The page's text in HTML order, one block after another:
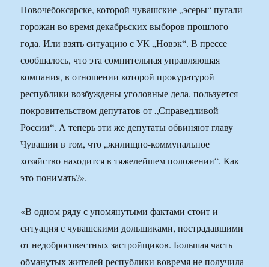
Новочебоксарске, которой чувашские „эсеры“ пугали
горожан во время декабрьских выборов прошлого
года. Или взять ситуацию с УК „Новэк“. В прессе
сообщалось, что эта сомнительная управляющая
компания, в отношении которой прокуратурой
республики возбуждены уголовные дела, пользуется
покровительством депутатов от „Справедливой
России“. А теперь эти же депутаты обвиняют главу
Чувашии в том, что „жилищно-коммунальное
хозяйство находится в тяжелейшем положении“. Как
это понимать?».
«В одном ряду с упомянутыми фактами стоит и
ситуация с чувашскими дольщиками, пострадавшими
от недобросовестных застройщиков. Большая часть
обманутых жителей республики вовремя не получила